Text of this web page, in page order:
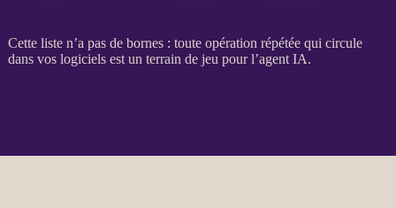
Cette liste n’a pas de bornes : toute opération répétée qui circule
dans vos logiciels est un terrain de jeu pour l’agent IA.